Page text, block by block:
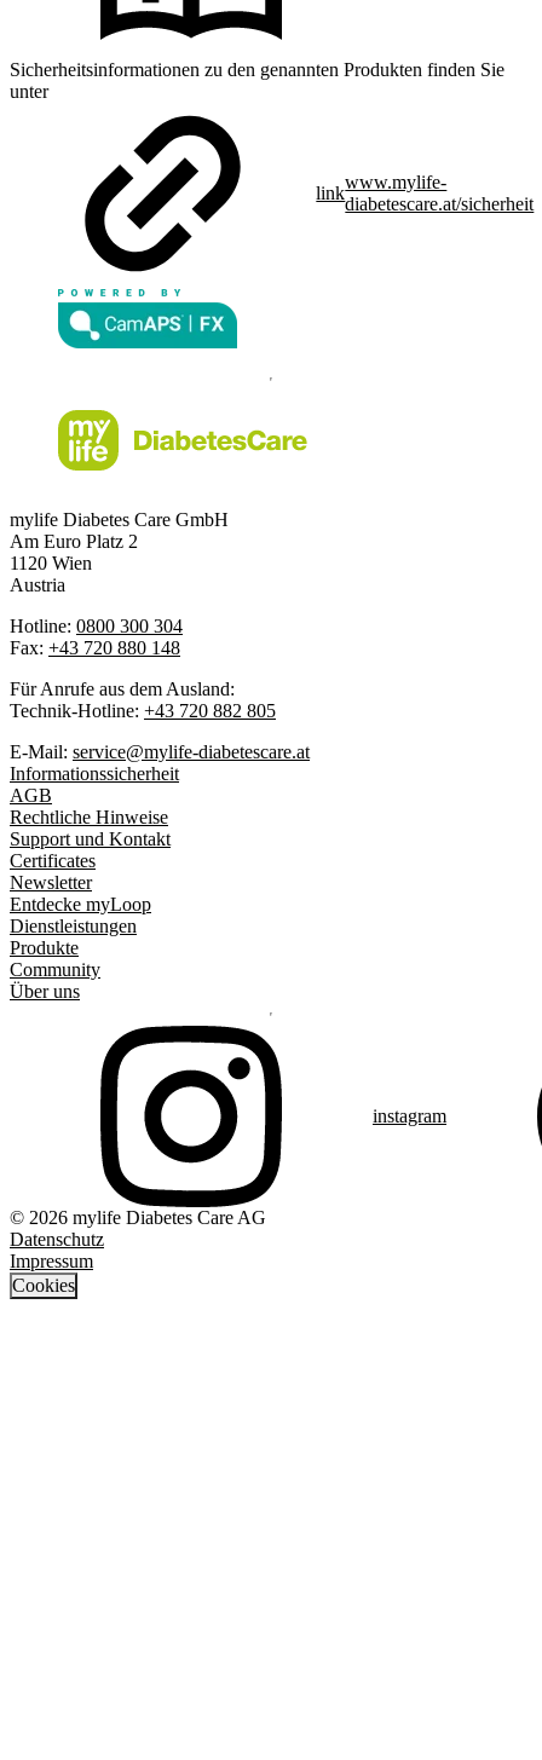
Sicherheitsinformationen zu den genannten Produkten finden Sie
unter
link
www.mylife-
diabetescare.at/sicherheit
mylife Diabetes Care GmbH
Am Euro Platz 2
1120 Wien
Austria
Hotline: 0800 300 304
Fax: +43 720 880 148
Für Anrufe aus dem Ausland:
Technik-Hotline: +43 720 882 805
E-Mail: service@mylife-diabetescare.at
Informationssicherheit
AGB
Rechtliche Hinweise
Support und Kontakt
Certificates
Newsletter
Entdecke myLoop
Dienstleistungen
Produkte
Community
Über uns
instagram
© 2026 mylife Diabetes Care AG
Datenschutz
Impressum
Cookies